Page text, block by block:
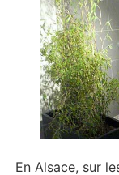
En Alsace, sur